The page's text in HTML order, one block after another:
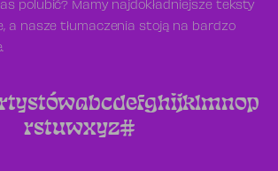
polubić? Mamy najdokładniejsze teksty
a nasze tłumaczenia stoją na bardzo
abcdefghijklmnop
rstuwxyz#